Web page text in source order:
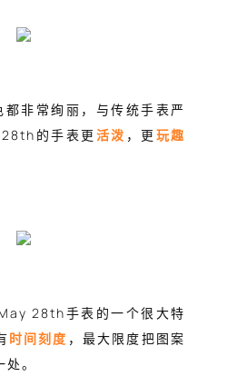
非常绚丽，与传统手表严
的手表更 活泼 ，更 玩趣
28th手表的一个很大特
时间刻度 ，最大限度把图案
。